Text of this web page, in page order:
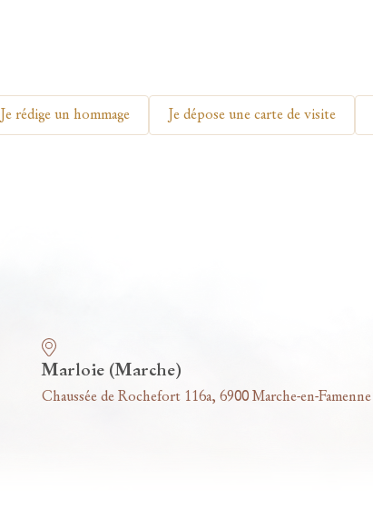
Je rédige un hommage Je dépose une carte de visite
Marloie (Marche)
Chaussée de Rochefort 116a, 6900 Marche-en-Famenne